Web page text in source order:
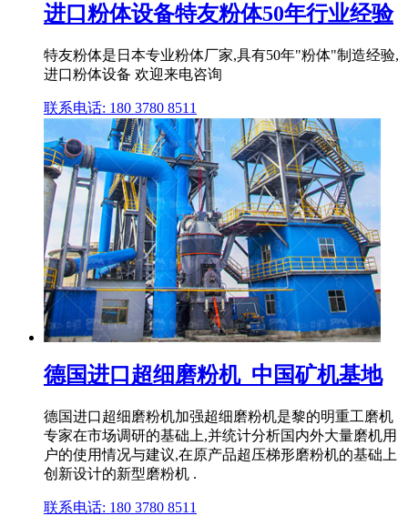
进口粉体设备特友粉体50年行业经验
特友粉体是日本专业粉体厂家,具有50年"粉体"制造经验,
进口粉体设备 欢迎来电咨询
联系电话: 180 3780 8511
德国进口超细磨粉机_中国矿机基地
德国进口超细磨粉机加强超细磨粉机是黎的明重工磨机
专家在市场调研的基础上,并统计分析国内外大量磨机用
户的使用情况与建议,在原产品超压梯形磨粉机的基础上
创新设计的新型磨粉机 .
联系电话: 180 3780 8511